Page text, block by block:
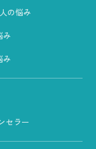
の悩み
み
み
セラー